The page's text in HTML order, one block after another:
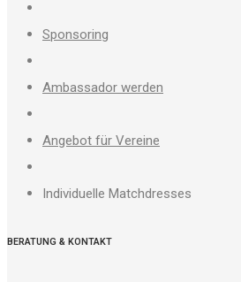
Sponsoring
Ambassador werden
Angebot für Vereine
Individuelle Matchdresses
BERATUNG & KONTAKT